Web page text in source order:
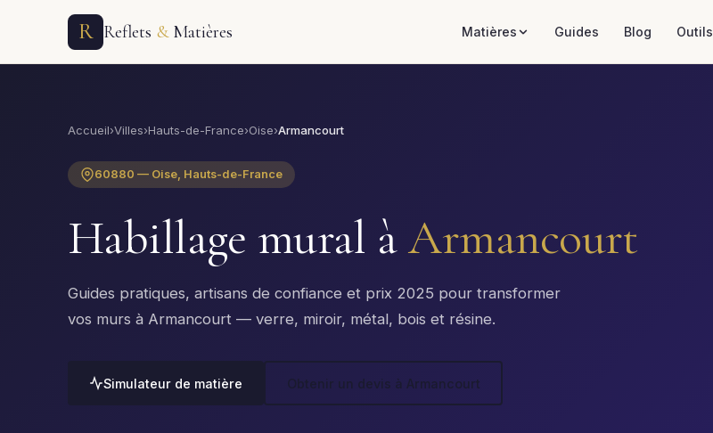
R Reflets &Matières Matières Guides Blog Outils
Accueil›Villes›Hauts-de-France›Oise›Armancourt
60880 — Oise, Hauts-de-France
Habillage mural àArmancourt
Guides pratiques, artisans de confiance et prix 2025 pour transformer
vos murs à Armancourt — verre, miroir, métal, bois et résine.
Simulateur de matière Obtenir un devis à Armancourt